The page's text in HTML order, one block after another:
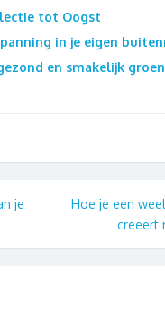
tot Oogst
in je eigen
en smakelijk
je
Hoe je een
creëert